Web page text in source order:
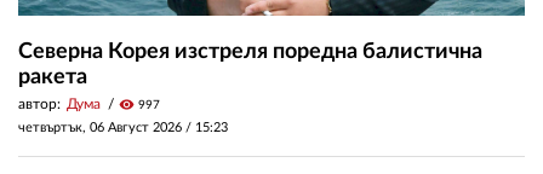
Северна Корея изстреля поредна балистична
ракета
автор: Дума visibility 997
четвъртък, 06 Август 2026 / 15:23